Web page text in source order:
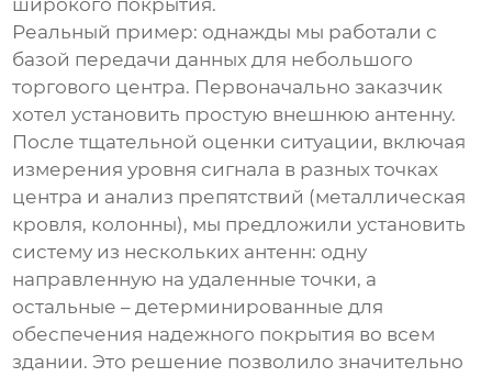
широкого покрытия.
Реальный пример: однажды мы работали с
базой передачи данных для небольшого
торгового центра. Первоначально заказчик
хотел установить простую внешнюю антенну.
После тщательной оценки ситуации, включая
измерения уровня сигнала в разных точках
центра и анализ препятствий (металлическая
кровля, колонны), мы предложили установить
систему из нескольких антенн: одну
направленную на удаленные точки, а
остальные – детерминированные для
обеспечения надежного покрытия во всем
здании. Это решение позволило значительно